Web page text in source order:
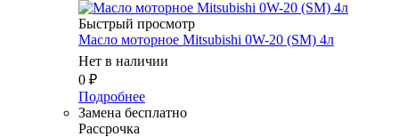
Быстрый просмотр
Масло моторное Mitsubishi 0W-20 (SM) 4л
Нет в наличии
0 ₽
Подробнее
Замена бесплатно
Рассрочка